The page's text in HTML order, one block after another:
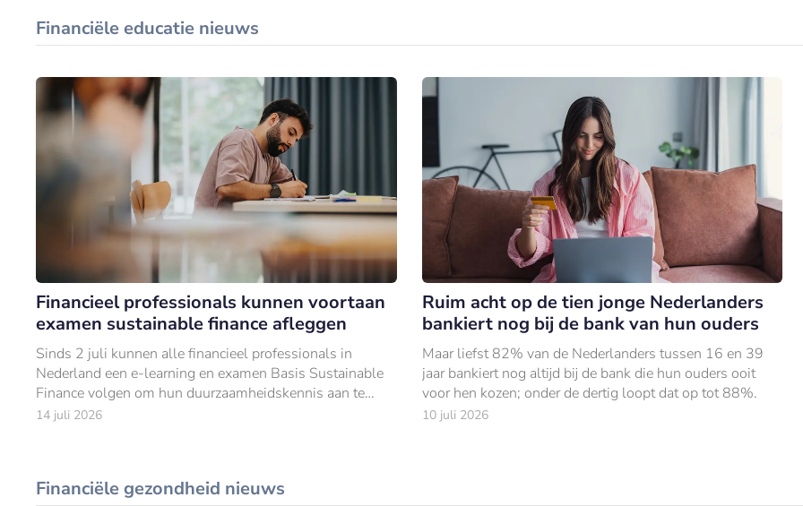
Financiële educatie nieuws
Financieel professionals kunnen voortaan
examen sustainable finance afleggen
Sinds 2 juli kunnen alle financieel professionals in
Nederland een e-learning en examen Basis Sustainable
Finance volgen om hun duurzaamheidskennis aan te
tonen.
14 juli 2026
Ruim acht op de tien jonge Nederlanders
bankiert nog bij de bank van hun ouders
Maar liefst 82% van de Nederlanders tussen 16 en 39
jaar bankiert nog altijd bij de bank die hun ouders ooit
voor hen kozen; onder de dertig loopt dat op tot 88%.
10 juli 2026
Financiële gezondheid nieuws